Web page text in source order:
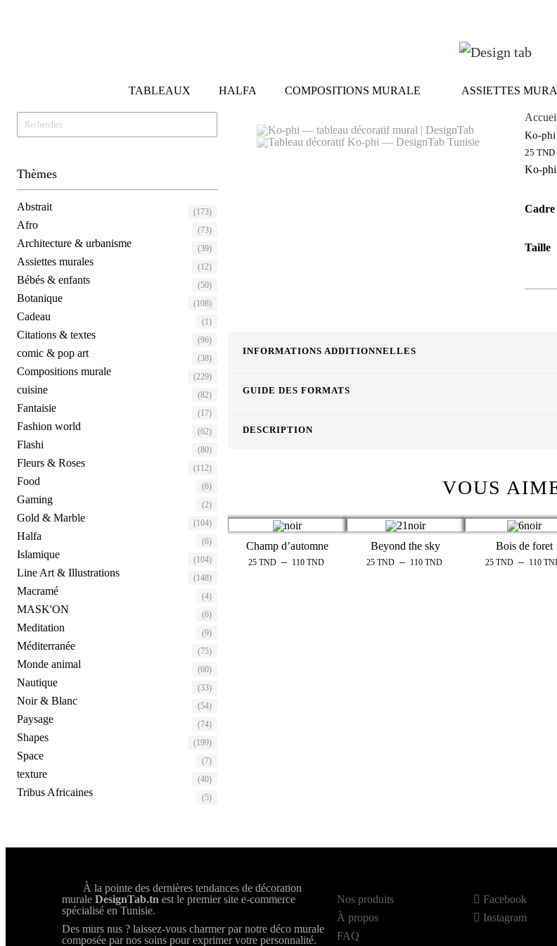
TABLEAUX HALFA COMPOSITIONS MURALE ASSIETTES
Ko-phi
25TND
Ko-
Cadre
Taille
INFORMATIONS ADDITIONNELLES
GUIDE DES FORMATS
DESCRIPTION
VOUS
Champ d’automne
25 TND – 110 TND
Beyond the sky
25TND – 110TND
Bois de foret
25 TND – 110
Thèmes
Abstrait (173)
Afro (73)
Architecture & urbanisme (39)
Assiettes murales (12)
Bébés & enfants (50)
Botanique (108)
Cadeau (1)
Citations & textes (96)
comic & pop art (38)
Compositions murale (229)
cuisine (82)
Fantaisie (17)
Fashion world (62)
Flashi (80)
Fleurs & Roses (112)
Food (6)
Gaming (2)
Gold & Marble (104)
Halfa (6)
Islamique (104)
Line Art & Illustrations (148)
Macramé (4)
MASK'ON (6)
Meditation (9)
Méditerranée (75)
Monde animal (60)
Nautique (33)
Noir & Blanc (54)
Paysage (74)
Shapes (199)
Space (7)
texture (40)
Tribus Africaines (5)
À la pointe des dernières tendances de décoration
murale DesignTab.tn est le premier site e-commerce
spécialisé en Tunisie.
Des murs nus ? laissez-vous charmer par notre déco murale
composée par nos soins pour exprimer votre personnalité.
Nos produits
À propos
FAQ
Facebook
Instagram